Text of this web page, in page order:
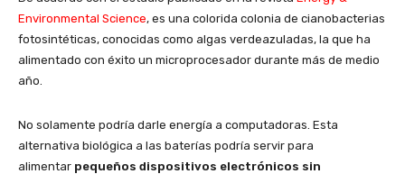
Environmental Science, es una colorida colonia de cianobacterias
fotosintéticas, conocidas como algas verdeazuladas, la que ha
alimentado con éxito un microprocesador durante más de medio
año.
No solamente podría darle energía a computadoras. Esta
alternativa biológica a las baterías podría servir para
alimentar pequeños dispositivos electrónicos sin